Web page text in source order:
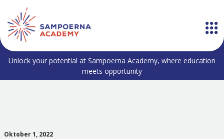
Unlock your potential at Sampoerna Academy, where education
meets opportunity
Oktober 1, 2022